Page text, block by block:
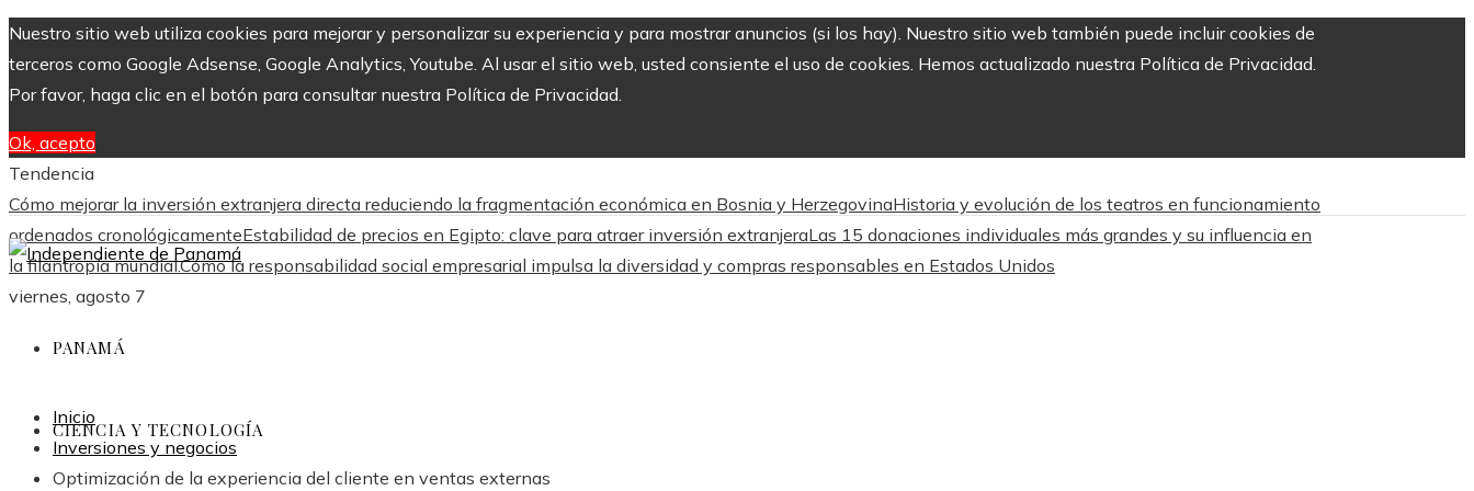
Nuestro sitio web utiliza cookies para mejorar y personalizar su experiencia y para mostrar anuncios (si los hay). Nuestro sitio web también puede incluir cookies de
terceros como Google Adsense, Google Analytics, Youtube. Al usar el sitio web, usted consiente el uso de cookies. Hemos actualizado nuestra Política de Privacidad.
Por favor, haga clic en el botón para consultar nuestra Política de Privacidad.
Ok, acepto
Tendencia
Cómo mejorar la inversión extranjera directa reduciendo la fragmentación económica en Bosnia y HerzegovinaHistoria y evolución de los teatros en funcionamiento
ordenados cronológicamenteEstabilidad de precios en Egipto: clave para atraer inversión extranjeraLas 15 donaciones individuales más grandes y su influencia en
la filantropía mundial.Cómo la responsabilidad social empresarial impulsa la diversidad y compras responsables en Estados Unidos
viernes, agosto 7
PANAMÁ
CIENCIA Y TECNOLOGÍA
Inicio
Inversiones y negocios
Optimización de la experiencia del cliente en ventas externas